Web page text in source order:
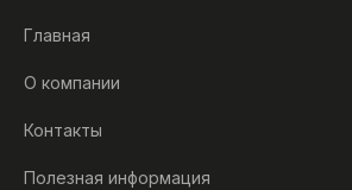
Главная
О компании
Контакты
Полезная информация